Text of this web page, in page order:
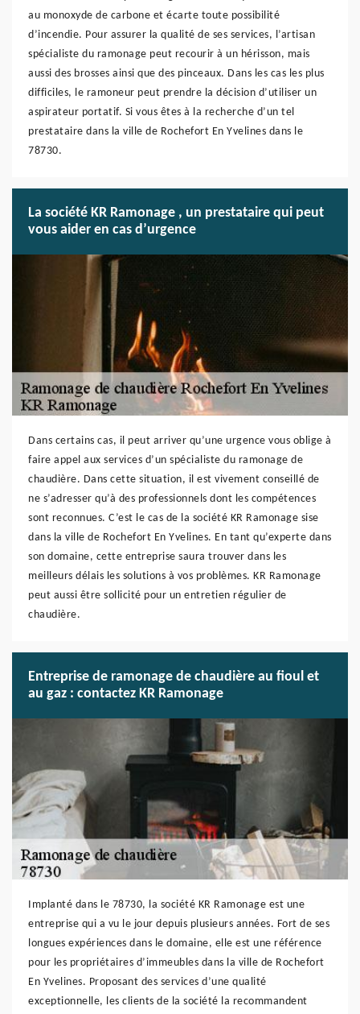
au monoxyde de carbone et écarte toute possibilité
d’incendie. Pour assurer la qualité de ses services, l’artisan
spécialiste du ramonage peut recourir à un hérisson, mais
aussi des brosses ainsi que des pinceaux. Dans les cas les plus
difficiles, le ramoneur peut prendre la décision d’utiliser un
aspirateur portatif. Si vous êtes à la recherche d’un tel
prestataire dans la ville de Rochefort En Yvelines dans le
78730.
La société KR Ramonage , un prestataire qui peut
vous aider en cas d’urgence
Dans certains cas, il peut arriver qu’une urgence vous oblige à
faire appel aux services d’un spécialiste du ramonage de
chaudière. Dans cette situation, il est vivement conseillé de
ne s’adresser qu’à des professionnels dont les compétences
sont reconnues. C’est le cas de la société KR Ramonage sise
dans la ville de Rochefort En Yvelines. En tant qu’experte dans
son domaine, cette entreprise saura trouver dans les
meilleurs délais les solutions à vos problèmes. KR Ramonage
peut aussi être sollicité pour un entretien régulier de
chaudière.
Entreprise de ramonage de chaudière au fioul et
au gaz : contactez KR Ramonage
Implanté dans le 78730, la société KR Ramonage est une
entreprise qui a vu le jour depuis plusieurs années. Fort de ses
longues expériences dans le domaine, elle est une référence
pour les propriétaires d’immeubles dans la ville de Rochefort
En Yvelines. Proposant des services d’une qualité
exceptionnelle, les clients de la société la recommandent